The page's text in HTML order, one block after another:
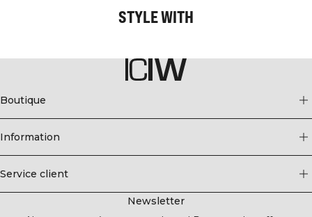
STYLE WITH
Boutique
Information
Service client
Newsletter